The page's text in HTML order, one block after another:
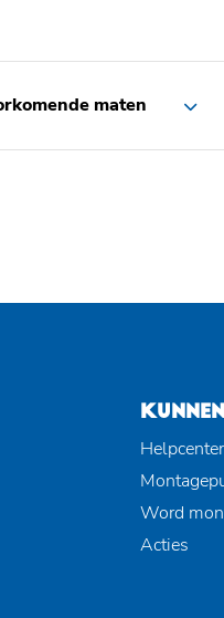
maten
Helpcenter
Word
Acties